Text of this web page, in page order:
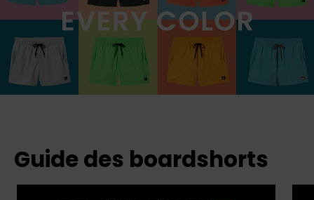
Guide des boardshorts